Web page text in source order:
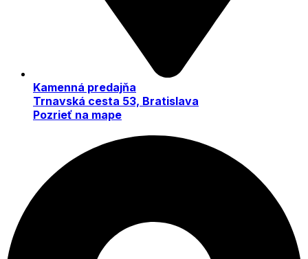
Kamenná predajňa
Trnavská cesta 53, Bratislava
Pozrieť na mape